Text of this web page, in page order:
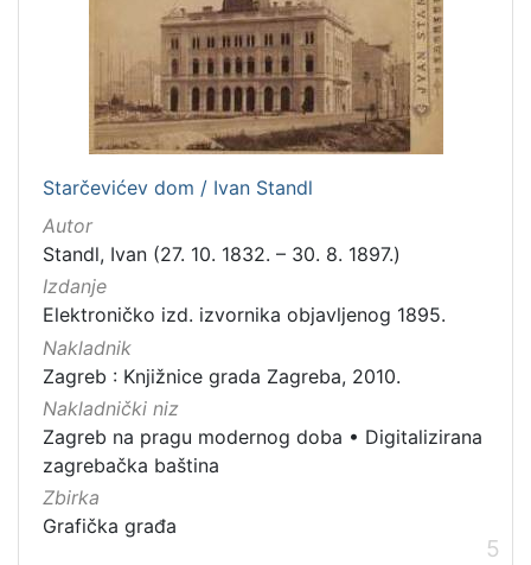
Starčevićev dom / Ivan Standl
Autor
Standl, Ivan (27. 10. 1832. – 30. 8. 1897.)
Izdanje
Elektroničko izd. izvornika objavljenog 1895.
Nakladnik
Zagreb : Knjižnice grada Zagreba, 2010.
Nakladnički niz
Zagreb na pragu modernog doba • Digitalizirana
zagrebačka baština
Zbirka
Grafička građa
5